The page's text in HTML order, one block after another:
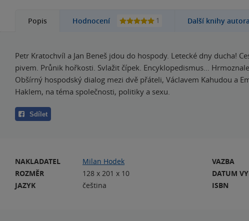
Popis Hodnocení 1 Další knihy autora
Petr Kratochvíl a Jan Beneš jdou do hospody. Letecké dny ducha!
pivem. Průnik hořkosti. Svlažit čípek. Encyklopedismus…
Obšírný hospodský dialog mezi dvě přáteli, Václavem Kahudou a
Haklem, na téma společnosti, politiky a sexu.
Sdílet
NAKLADATEL
Milan Hodek
ROZMĚR
128 x 201 x 10
JAZYK
čeština
VAZBA
DATUM
ISBN